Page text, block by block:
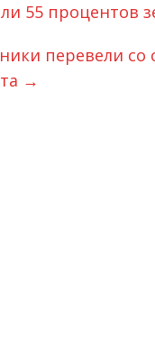
55 процентов
перевели со
→